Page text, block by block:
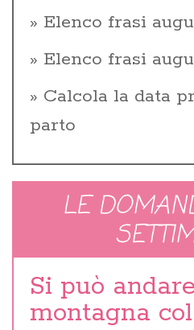
Elenco frasi
Elenco frasi
Calcola la data
parto
LE
Si può
montagna